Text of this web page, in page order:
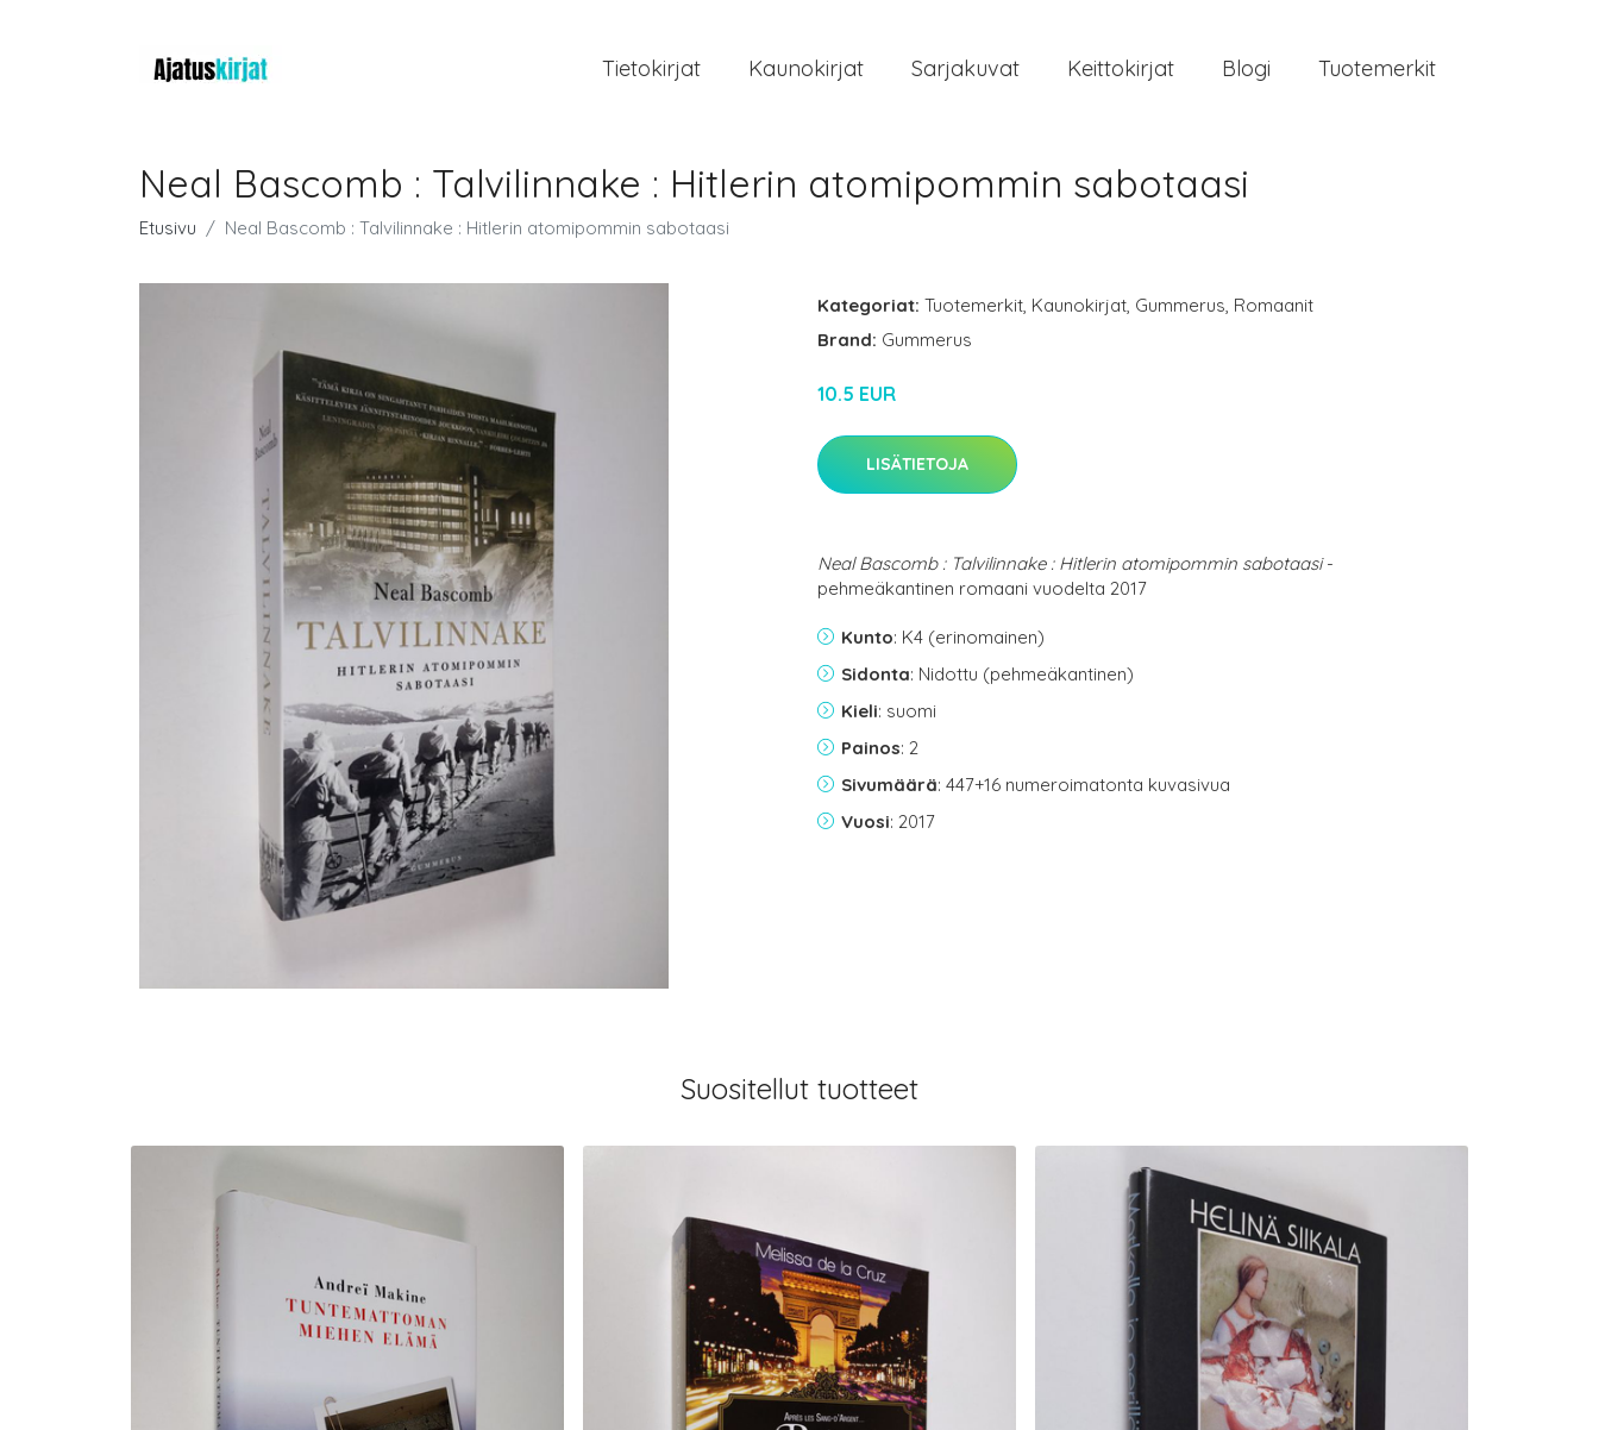
Tietokirjat Kaunokirjat Sarjakuvat Keittokirjat Blogi Tuotemerkit
Neal Bascomb : Talvilinnake : Hitlerin atomipommin sabotaasi
Etusivu Neal Bascomb : Talvilinnake : Hitlerin atomipommin sabotaasi
Kategoriat: Tuotemerkit, Kaunokirjat, Gummerus, Romaanit
Brand: Gummerus
10.5 EUR
LISÄTIETOJA
Neal Bascomb : Talvilinnake : Hitlerin atomipommin sabotaasi-
pehmeäkantinen romaani vuodelta 2017
Kunto: K4 (erinomainen)
Sidonta: Nidottu (pehmeäkantinen)
Kieli: suomi
Painos: 2
Sivumäärä: 447+16 numeroimatonta kuvasivua
Vuosi: 2017
Suositellut tuotteet